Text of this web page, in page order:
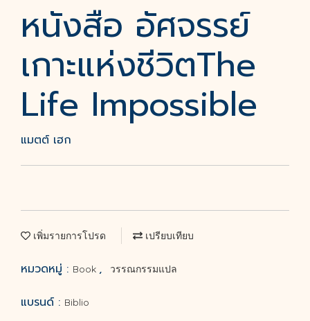
หนังสือ อัศจรรย์
เกาะแห่งชีวิตThe
Life Impossible
แมตต์ เฮก
เพิ่มรายการโปรด เปรียบเทียบ
หมวดหมู่ : Book , วรรณกรรมแปล
แบรนด์ : Biblio